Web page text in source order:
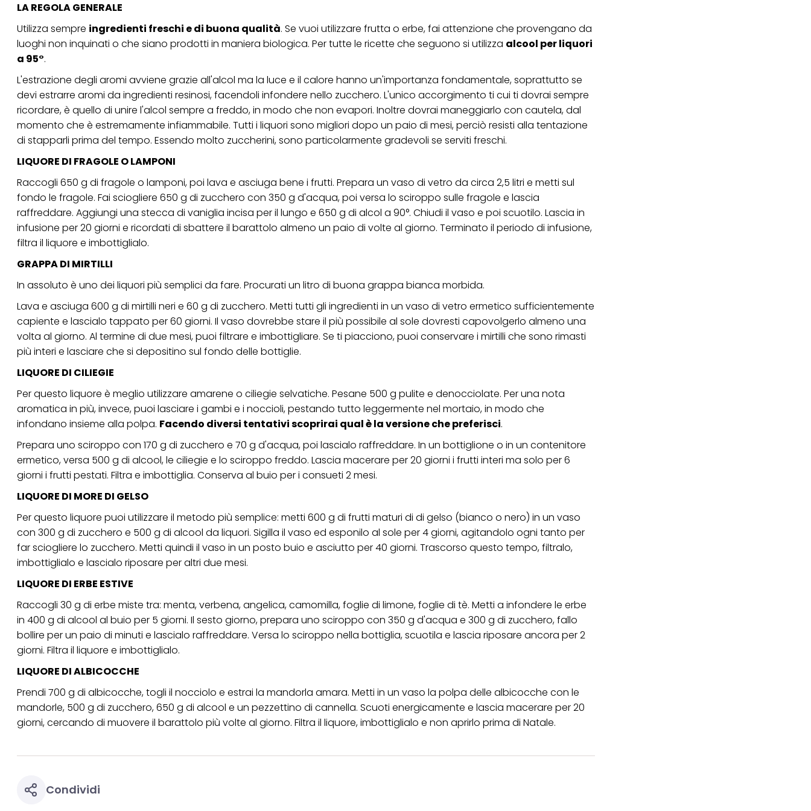
LA REGOLA GENERALE
Utilizza sempre ingredienti freschi e di buona qualità. Se vuoi utilizzare frutta o erbe, fai attenzione che provengano da
luoghi non inquinati o che siano prodotti in maniera biologica. Per tutte le ricette che seguono si utilizza alcool per liquori
a 95°.
L'estrazione degli aromi avviene grazie all'alcol ma la luce e il calore hanno un'importanza fondamentale, soprattutto se
devi estrarre aromi da ingredienti resinosi, facendoli infondere nello zucchero. L'unico accorgimento ti cui ti dovrai sempre
ricordare, è quello di unire l'alcol sempre a freddo, in modo che non evapori. Inoltre dovrai maneggiarlo con cautela, dal
momento che è estremamente infiammabile. Tutti i liquori sono migliori dopo un paio di mesi, perciò resisti alla tentazione
di stapparli prima del tempo. Essendo molto zuccherini, sono particolarmente gradevoli se serviti freschi.
LIQUORE DI FRAGOLE O LAMPONI
Raccogli 650 g di fragole o lamponi, poi lava e asciuga bene i frutti. Prepara un vaso di vetro da circa 2,5 litri e metti sul
fondo le fragole. Fai sciogliere 650 g di zucchero con 350 g d'acqua, poi versa lo sciroppo sulle fragole e lascia
raffreddare. Aggiungi una stecca di vaniglia incisa per il lungo e 650 g di alcol a 90°. Chiudi il vaso e poi scuotilo. Lascia in
infusione per 20 giorni e ricordati di sbattere il barattolo almeno un paio di volte al giorno. Terminato il periodo di infusione,
filtra il liquore e imbottiglialo.
GRAPPA DI MIRTILLI
In assoluto è uno dei liquori più semplici da fare. Procurati un litro di buona grappa bianca morbida.
Lava e asciuga 600 g di mirtilli neri e 60 g di zucchero. Metti tutti gli ingredienti in un vaso di vetro ermetico sufficientemente
capiente e lascialo tappato per 60 giorni. Il vaso dovrebbe stare il più possibile al sole dovresti capovolgerlo almeno una
volta al giorno. Al termine di due mesi, puoi filtrare e imbottigliare. Se ti piacciono, puoi conservare i mirtilli che sono rimasti
più interi e lasciare che si depositino sul fondo delle bottiglie.
LIQUORE DI CILIEGIE
Per questo liquore è meglio utilizzare amarene o ciliegie selvatiche. Pesane 500 g pulite e denocciolate. Per una nota
aromatica in più, invece, puoi lasciare i gambi e i noccioli, pestando tutto leggermente nel mortaio, in modo che
infondano insieme alla polpa. Facendo diversi tentativi scoprirai qual è la versione che preferisci.
Prepara uno sciroppo con 170 g di zucchero e 70 g d'acqua, poi lascialo raffreddare. In un bottiglione o in un contenitore
ermetico, versa 500 g di alcool, le ciliegie e lo sciroppo freddo. Lascia macerare per 20 giorni i frutti interi ma solo per 6
giorni i frutti pestati. Filtra e imbottiglia. Conserva al buio per i consueti 2 mesi.
LIQUORE DI MORE DI GELSO
Per questo liquore puoi utilizzare il metodo più semplice: metti 600 g di frutti maturi di di gelso (bianco o nero) in un vaso
con 300 g di zucchero e 500 g di alcool da liquori. Sigilla il vaso ed esponilo al sole per 4 giorni, agitandolo ogni tanto per
far sciogliere lo zucchero. Metti quindi il vaso in un posto buio e asciutto per 40 giorni. Trascorso questo tempo, filtralo,
imbottiglialo e lascialo riposare per altri due mesi.
LIQUORE DI ERBE ESTIVE
Raccogli 30 g di erbe miste tra: menta, verbena, angelica, camomilla, foglie di limone, foglie di tè. Metti a infondere le erbe
in 400 g di alcool al buio per 5 giorni. Il sesto giorno, prepara uno sciroppo con 350 g d'acqua e 300 g di zucchero, fallo
bollire per un paio di minuti e lascialo raffreddare. Versa lo sciroppo nella bottiglia, scuotila e lascia riposare ancora per 2
giorni. Filtra il liquore e imbottiglialo.
LIQUORE DI ALBICOCCHE
Prendi 700 g di albicocche, togli il nocciolo e estrai la mandorla amara. Metti in un vaso la polpa delle albicocche con le
mandorle, 500 g di zucchero, 650 g di alcool e un pezzettino di cannella. Scuoti energicamente e lascia macerare per 20
giorni, cercando di muovere il barattolo più volte al giorno. Filtra il liquore, imbottiglialo e non aprirlo prima di Natale.
Condividi
per uno o più degli scopi sopra menzionati. Cliccando su "Accetta tutto", acconsenti all'uso dei cookie e al trattamento dei
tuoi dati personali per tutte le finalità sopra indicate. Se fai clic su "Rifiuta", verranno utilizzati solo i cookie tecnicamente
necessari per fornirti questo sito web.